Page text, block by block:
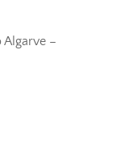
Algarve –